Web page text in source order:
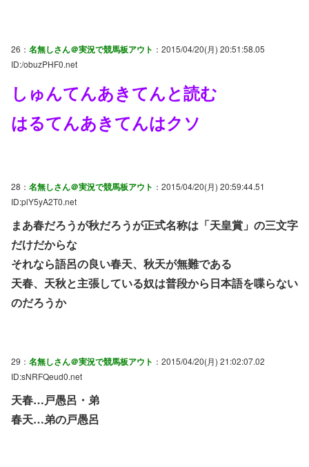
26： 名無しさん＠実況で競馬板アウト ：2015/04/20(月) 20:51:58.05
ID:/obuzPHF0.net
しゅんてんあきてんと読む
はるてんあきてんはクソ
28： 名無しさん＠実況で競馬板アウト ：2015/04/20(月) 20:59:44.51
ID:plY5yA2T0.net
まあ春だろうが秋だろうが正式名称は「天皇賞」の三文字
だけだからな
それなら語呂の良い春天、秋天が無難である
天春、天秋と主張している奴は普段から日本語を喋らない
のだろうか
29： 名無しさん＠実況で競馬板アウト ：2015/04/20(月) 21:02:07.02
ID:sNRFQeud0.net
天春…戸愚呂・弟
春天…弟の戸愚呂